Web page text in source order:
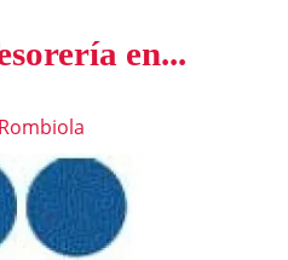
en...